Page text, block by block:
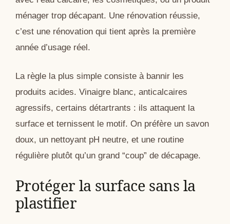
ménager trop décapant. Une rénovation réussie,
c’est une rénovation qui tient après la première
année d’usage réel.
La règle la plus simple consiste à bannir les
produits acides. Vinaigre blanc, anticalcaires
agressifs, certains détartrants : ils attaquent la
surface et ternissent le motif. On préfère un savon
doux, un nettoyant pH neutre, et une routine
régulière plutôt qu’un grand “coup” de décapage.
Protéger la surface sans la
plastifier